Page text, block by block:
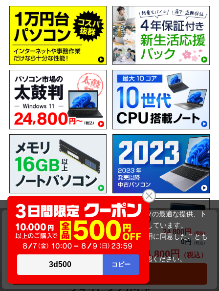
NEC VersaPro VKT16/X-4（訳ありパソコン）
商品価格(税込) 24,800円
31,800円
オプション小計価格(税込)
0円
商品合計価格(税込)
24,800円
カートに入れる
当サイトでは利用体験の向上およびコンテンツの最適な提供、ト
ラフィックの分析を目的としてCookieを使用しています。
サイトの閲覧を継続された場合、Cookieの利用に同意したことも
のといたします。
をご確認ください。
承諾する